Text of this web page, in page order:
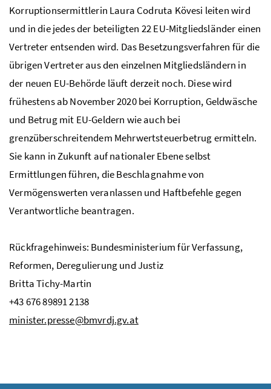
Korruptionsermittlerin Laura Codruta Kövesi leiten wird
und in die jedes der beteiligten 22 EU-Mitgliedsländer einen
Vertreter entsenden wird. Das Besetzungsverfahren für die
übrigen Vertreter aus den einzelnen Mitgliedsländern in
der neuen EU-Behörde läuft derzeit noch. Diese wird
frühestens ab November 2020 bei Korruption, Geldwäsche
und Betrug mit EU-Geldern wie auch bei
grenzüberschreitendem Mehrwertsteuerbetrug ermitteln.
Sie kann in Zukunft auf nationaler Ebene selbst
Ermittlungen führen, die Beschlagnahme von
Vermögenswerten veranlassen und Haftbefehle gegen
Verantwortliche beantragen.
Rückfragehinweis: Bundesministerium für Verfassung,
Reformen, Deregulierung und Justiz
Britta Tichy-Martin
+43 676 89891 2138
minister.presse@bmvrdj.gv.at